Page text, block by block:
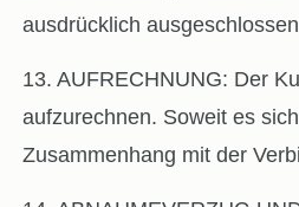
ausdrücklich
13. AUFRECHNUNG: Der
aufzurechnen. Soweit es
Zusammenhang mit der